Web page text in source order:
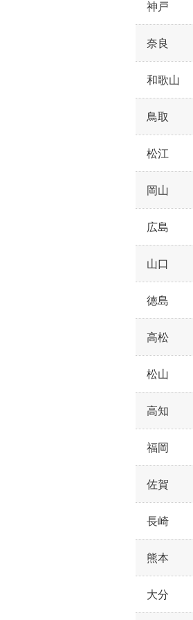
神戸
奈良
和歌山
鳥取
松江
岡山
広島
山口
徳島
高松
松山
高知
福岡
佐賀
長崎
熊本
大分